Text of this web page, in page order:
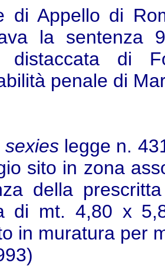
di Appello di
la sentenza
distaccata di
penale di
sexieslegge n.
sito in zona
della
di mt. 4,80 x
in muratura per